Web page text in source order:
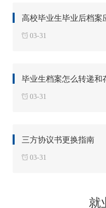
高校毕业生毕业后档案
03-31
毕业生档案怎么转递和
03-31
三方协议书更换指南
03-31
就